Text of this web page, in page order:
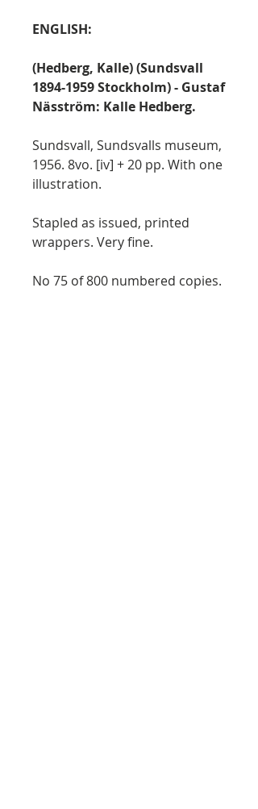
ENGLISH:
(Hedberg, Kalle) (Sundsvall
1894-1959 Stockholm) - Gustaf
Näsström: Kalle Hedberg.
Sundsvall, Sundsvalls museum,
1956. 8vo. [iv] + 20 pp. With one
illustration.
Stapled as issued, printed
wrappers. Very fine.
No 75 of 800 numbered copies.